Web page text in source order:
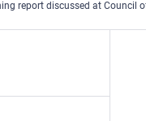
report discussed at Council